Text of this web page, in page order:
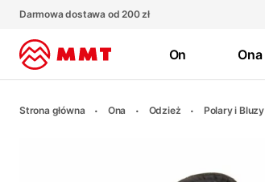
Darmowa dostawa od 200 zł
On Ona
Strona główna Ona Odzież Polary i Bluzy